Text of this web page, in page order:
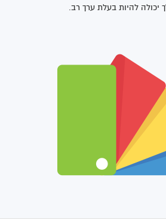
יכולה להיות בעלת ערך רב.